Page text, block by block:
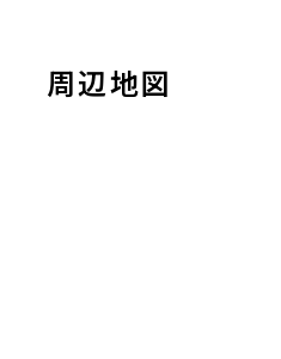
周辺地図